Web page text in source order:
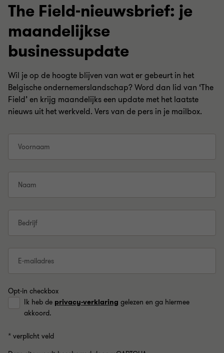
The Field-nieuwsbrief: je
maandelijkse
businessupdate
Wil je op de hoogte blijven van wat er gebeurt in het
Belgische ondernemerslandschap? Word dan lid van ‘The
Field’ en krijg maandelijks een update met het laatste
nieuws uit het werkveld. Vers van de pers in je mailbox.
Voornaam
Naam
Bedrijf
E-mailadres
Opt-in checkbox
Ik heb de privacy-verklaring gelezen en ga hiermee
akkoord.
* verplicht veld